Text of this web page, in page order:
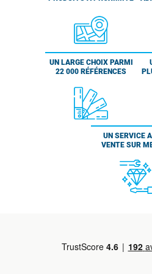
UN LARGE CHOIX PARMI
22 000 RÉFÉRENCES
UN SERVICE
VENTE SUR